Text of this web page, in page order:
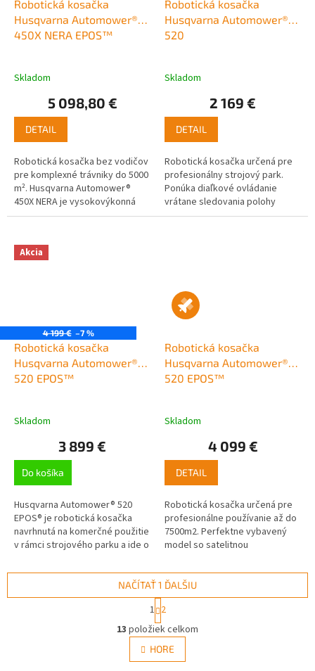
Robotická kosačka
Husqvarna Automower®
450X NERA EPOS™
Skladom
5 098,80 €
DETAIL
Robotická kosačka bez vodičov
pre komplexné trávniky do 5000
m². Husqvarna Automower®
450X NERA je vysokovýkonná
robotická kosačka, ideálna pre
m²....
Robotická kosačka
Husqvarna Automower®
520
Skladom
2 169 €
DETAIL
Robotická kosačka určená pre
profesionálny strojový park.
Ponúka diaľkové ovládanie
vrátane sledovania polohy
kosačky na elimináciu krádeže
Akcia
4 199 € –7 %
Robotická kosačka
Husqvarna Automower®
520 EPOS™
Skladom
3 899 €
Do košíka
Husqvarna Automower® 520
EPOS® je robotická kosačka
navrhnutá na komerčné použitie
v rámci strojového parku a ide o
kosačky Automower® 550
Robotická kosačka
Husqvarna Automower®
520 EPOS™
Skladom
4 099 €
DETAIL
Robotická kosačka určená pre
profesionálne používanie až do
7500m2. Perfektne vybavený
model so satelitnou
Husqvarna ponúka ovládanie
kosačky v...
O
v
l
á
NAČÍTAŤ 1 ĎALŠIU
S
t
r
á
n
k
1 2
13 položiek celkom
HORE